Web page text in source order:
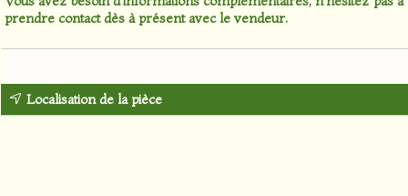
prendre contact dès à présent avec le vendeur.
Localisation de la pièce